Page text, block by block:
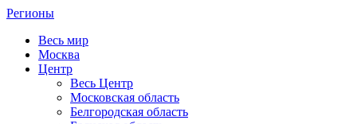
Регионы
Весь мир
Москва
Центр
Весь Центр
Московская область
Белгородская область